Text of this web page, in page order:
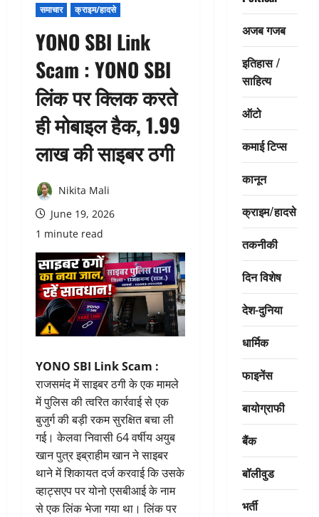
समाचार क्राइम/हादसे
YONO SBI Link
Scam : YONO SBI
लिंक पर क्लिक करते
ही मोबाइल हैक, 1.99
लाख की साइबर ठगी
Nikita Mali
June 19, 2026
1 minute read
YONO SBI Link Scam :
राजसमंद में साइबर ठगी के एक मामले
में पुलिस की त्वरित कार्रवाई से एक
बुजुर्ग की बड़ी रकम सुरक्षित बचा ली
गई। केलवा निवासी 64 वर्षीय अयुब
खान पुत्र इब्राहीम खानने साइबर
थाने में शिकायत दर्ज करवाई कि उसके
व्हाट्सएप पर योनो एसबीआई के नाम
से एक लिंक भेजा गया था। लिंक पर
अजब गजब
इतिहास /
साहित्य
ऑटो
कमाई टिप्स
कानून
क्राइम/हादसे
तकनीकी
दिन विशेष
देश-दुनिया
धार्मिक
फाइनेंस
बायोग्राफी
बैंक
बॉलीवुड
भर्ती